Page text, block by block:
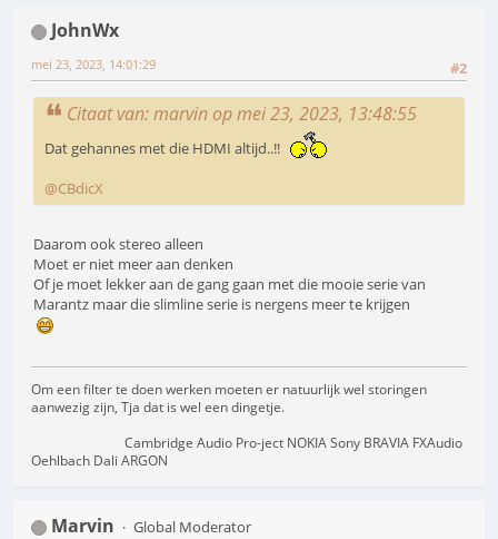
JohnWx
#2
mei 23, 2023, 14:01:29
Citaat van: marvin op mei 23, 2023, 13:48:55
Dat gehannes met die HDMI altijd..!!
@CBdicX
Daarom ook stereo alleen
Moet er niet meer aan denken
Of je moet lekker aan de gang gaan met die mooie serie van
Marantz maar die slimline serie is nergens meer te krijgen
Om een filter te doen werken moeten er natuurlijk wel storingen
aanwezig zijn, Tja dat is wel een dingetje.
Cambridge Audio Pro-ject NOKIA Sony BRAVIA FXAudio
Oehlbach Dali ARGON
Marvin
Global Moderator